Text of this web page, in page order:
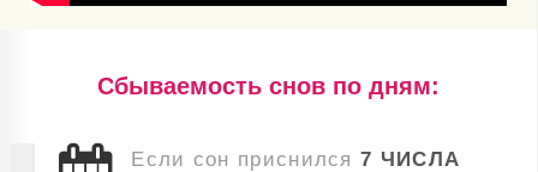
Cбываемость снов по дням:
Если сон приснился 7 ЧИСЛА